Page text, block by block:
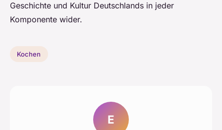
Geschichte und Kultur Deutschlands in jeder
Komponente wider.
Kochen
E